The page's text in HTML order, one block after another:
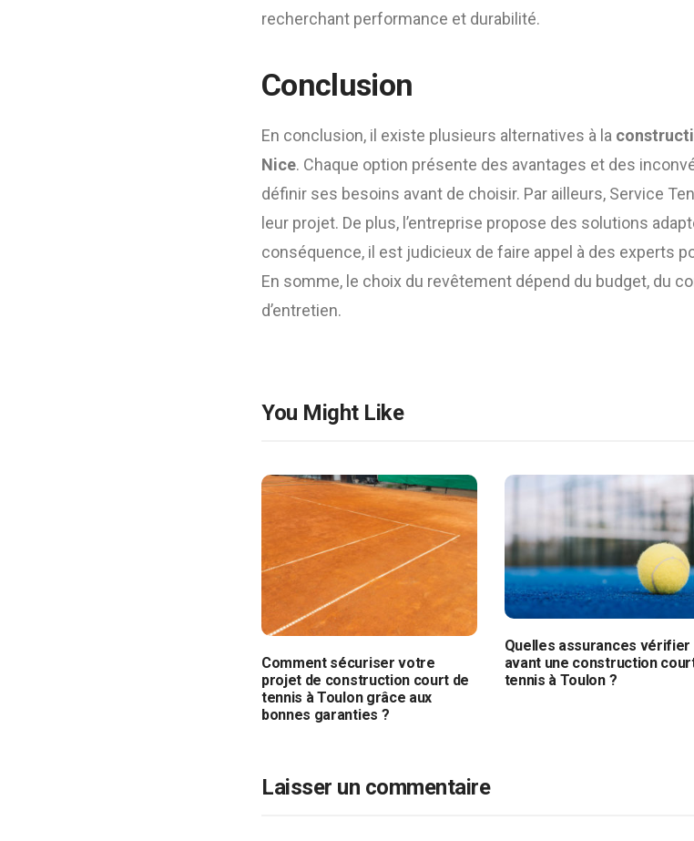
recherchant performance et durabilité.
Conclusion
En conclusion, il existe plusieurs alternatives à la
Nice. Chaque option présente des avantages et des
définir ses besoins avant de choisir. Par ailleurs, Service
leur projet. De plus, l’entreprise propose des solutions
conséquence, il est judicieux de faire appel à des experts
En somme, le choix du revêtement dépend du budget, du
d’entretien.
You Might Like
Comment sécuriser votre
projet de construction court de
tennis à Toulon grâce aux
bonnes garanties ?
Quelles assurances vérifier
avant une construction
tennis à Toulon ?
Laisser un commentaire